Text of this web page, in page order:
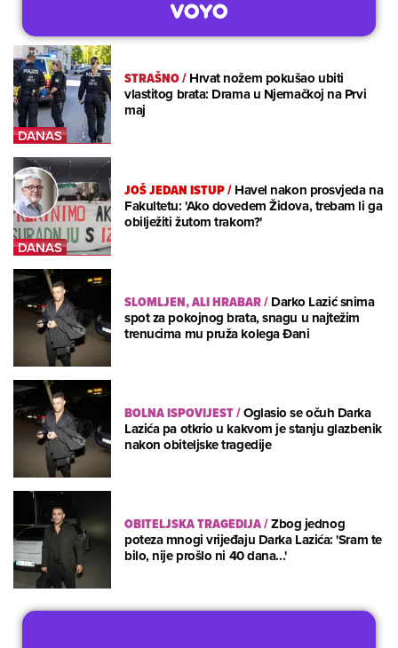
STRAŠNO/Hrvat nožem pokušao ubiti
vlastitog brata: Drama u Njemačkoj na Prvi
maj
JOŠ JEDAN ISTUP/Havel nakon prosvjeda na
Fakultetu: 'Ako dovedem Židova, trebam li ga
obilježiti žutom trakom?'
SLOMLJEN, ALI HRABAR/Darko Lazić snima
spot za pokojnog brata, snagu u najtežim
trenucima mu pruža kolega Đani
BOLNA ISPOVIJEST/Oglasio se očuh Darka
Lazića pa otkrio u kakvom je stanju glazbenik
nakon obiteljske tragedije
OBITELJSKA TRAGEDIJA/Zbog jednog
poteza mnogi vrijeđaju Darka Lazića: 'Sram te
bilo, nije prošlo ni 40 dana...'